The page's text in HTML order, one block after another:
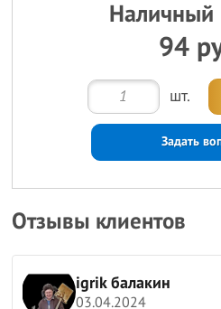
Наличный
94
шт.
Задать
Отзывы клиентов
igrik балакин
03.04.2024